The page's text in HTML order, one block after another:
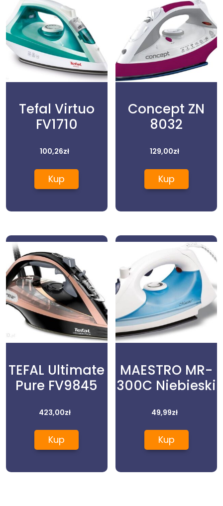
Tefal Virtuo
FV1710
100,26zł
Kup
Concept ZN
8032
129,00zł
Kup
TEFAL Ultimate
Pure FV9845
423,00zł
Kup
MAESTRO MR-
300C Niebieski
49,99zł
Kup